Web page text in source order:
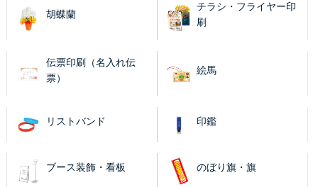
胡蝶蘭
チラシ・フライヤー印
刷
伝票印刷（名入れ伝
票）
絵馬
リストバンド 印鑑
ブース装飾・看板 のぼり旗・旗